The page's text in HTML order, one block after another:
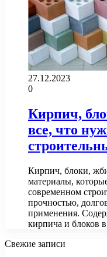
27.12.2023
0
Кирпич,
все, что
Кирпич, блоки,
материалы,
современном
прочностью,
применения.
кирпича и блоков
Свежие записи